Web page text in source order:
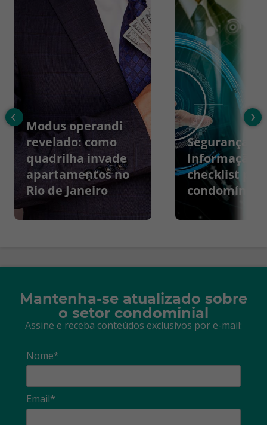
Modus operandi
revelado: como
quadrilha invade
apartamentos no
Rio de Janeiro
Segurança da
Informação:
checklist
condomínios
‹ ›
Mantenha-se atualizado sobre
o setor condominial
Assine e receba conteúdos exclusivos por e-mail:
Nome*
Email*